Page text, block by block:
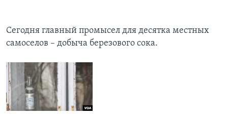
Сегодня главный промысел для десятка местных
самоселов – добыча березового сока.